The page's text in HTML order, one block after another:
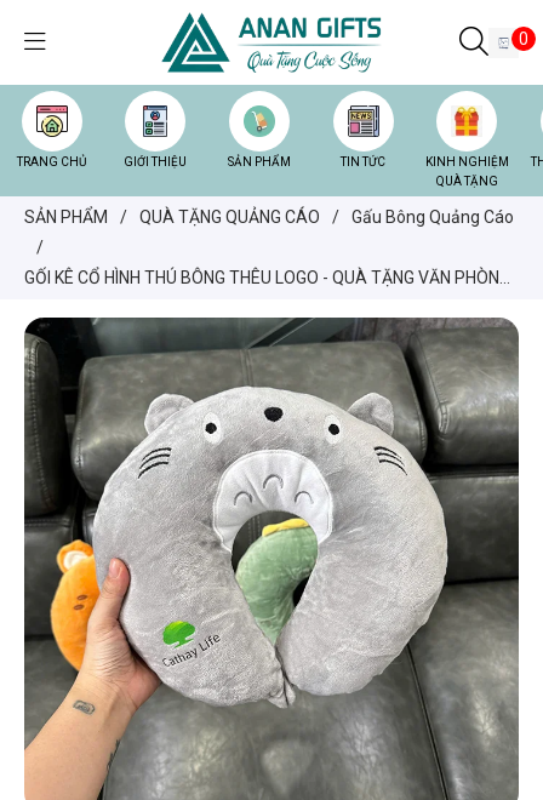
0
TRANG CHỦ GIỚI THIỆU SẢN PHẨM TIN TỨC
KINH NGHIỆM
QUÀ TẶNG
SẢN PHẨM / QUÀ TẶNG QUẢNG CÁO /
Gấu Bông Quảng Cáo
/
GỐI KÊ CỔ HÌNH THÚ BÔNG THÊU LOGO - QUÀ TẶNG VĂN PHÒNG,